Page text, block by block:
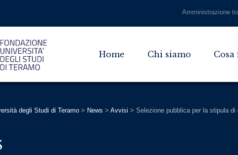
Amministrazione
Home Chi siamo Cosa
degli Studi di Teramo > News > Avvisi > Selezione pubblica per la stipula